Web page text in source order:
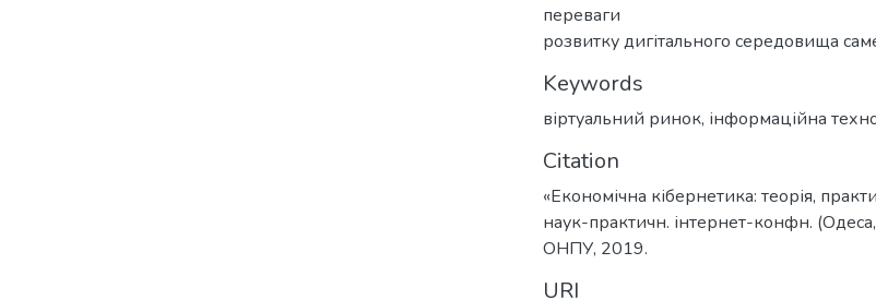
переваги
розвитку дигітального середовища
Keywords
віртуальний ринок, інформаційна
Citation
«Економічна кібернетика: теорія,
наук-практичн. інтернет-конфн.
ОНПУ, 2019.
URI